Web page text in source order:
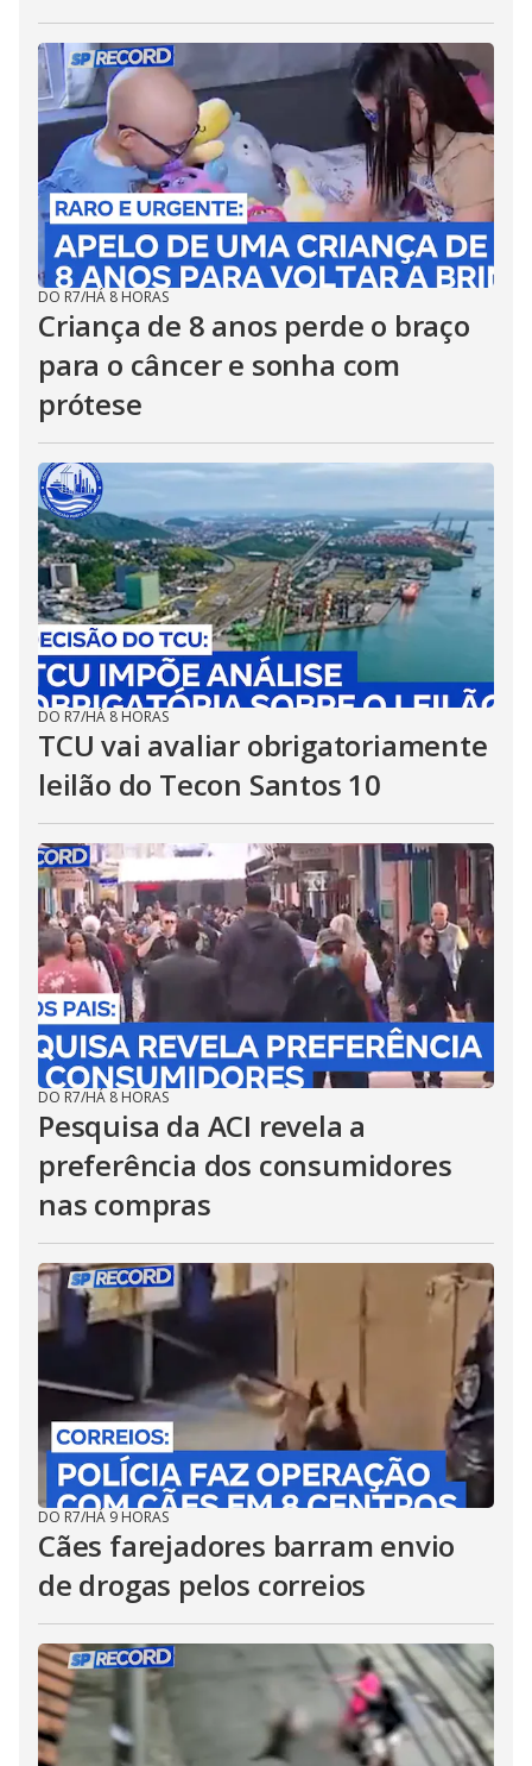
DO R7/HÁ 8 HORAS
Criança de 8 anos perde o braço
para o câncer e sonha com
prótese
DO R7/HÁ 8 HORAS
TCU vai avaliar obrigatoriamente
leilão do Tecon Santos 10
DO R7/HÁ 8 HORAS
Pesquisa da ACI revela a
preferência dos consumidores
nas compras
DO R7/HÁ 9 HORAS
Cães farejadores barram envio
de drogas pelos correios